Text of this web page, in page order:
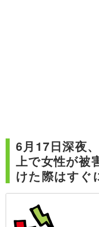
6月17日深夜
上で女性が
けた際はすぐ